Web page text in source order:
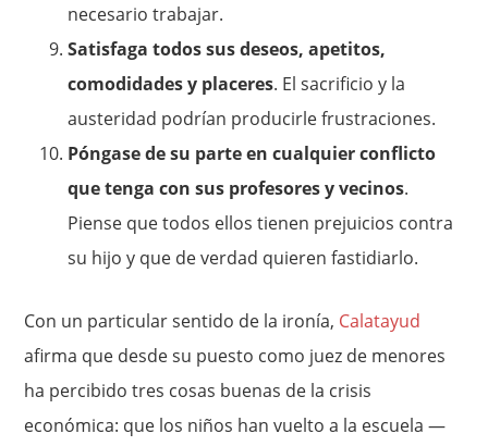
necesario trabajar.
Satisfaga todos sus deseos, apetitos,
comodidades y placeres. El sacrificio y la
austeridad podrían producirle frustraciones.
Póngase de su parte en cualquier conflicto
que tenga con sus profesores y vecinos.
Piense que todos ellos tienen prejuicios contra
su hijo y que de verdad quieren fastidiarlo.
Con un particular sentido de la ironía, Calatayud
afirma que desde su puesto como juez de menores
ha percibido tres cosas buenas de la crisis
económica: que los niños han vuelto a la escuela —